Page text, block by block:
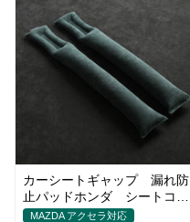
カーシートギャップ 漏れ防
止パッドホンダ シートコン
ソール 隙間 クッション
MAZDA アクセラ対応